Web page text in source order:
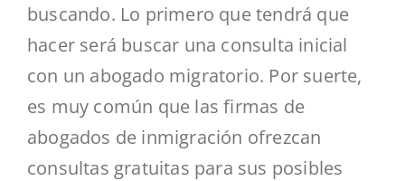
buscando. Lo primero que tendrá que
hacer será buscar una consulta inicial
con un abogado migratorio. Por suerte,
es muy común que las firmas de
abogados de inmigración ofrezcan
consultas gratuitas para sus posibles